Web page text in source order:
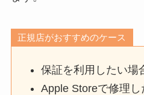
正規店がおすすめのケース
保証を利用したい場
Apple Storeで修理し